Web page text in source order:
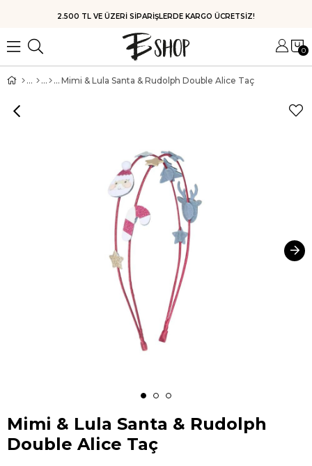
2.500 TL VE ÜZERİ SİPARİŞLERDE KARGO ÜCRETSİZ!
0
Mimi & Lula Santa & Rudolph Double Alice Taç
Mimi & Lula Santa & Rudolph
Double Alice Taç